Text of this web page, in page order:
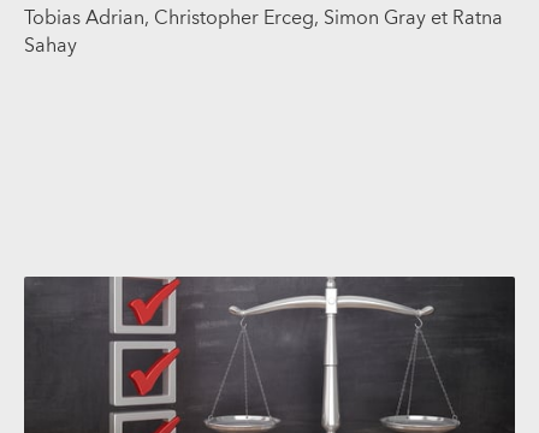
Tobias Adrian, Christopher Erceg, Simon Gray et Ratna
Sahay